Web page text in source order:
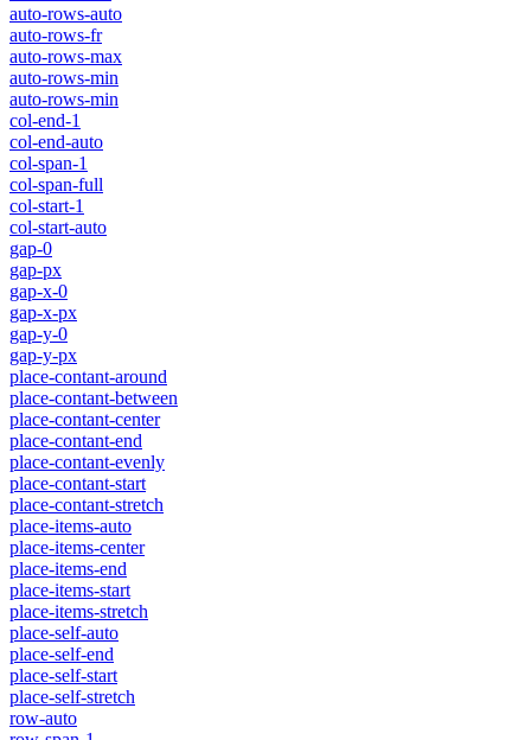
auto-rows-auto
auto-rows-fr
auto-rows-max
auto-rows-min
auto-rows-min
col-end-1
col-end-auto
col-span-1
col-span-full
col-start-1
col-start-auto
gap-0
gap-px
gap-x-0
gap-x-px
gap-y-0
gap-y-px
place-contant-around
place-contant-between
place-contant-center
place-contant-end
place-contant-evenly
place-contant-start
place-contant-stretch
place-items-auto
place-items-center
place-items-end
place-items-start
place-items-stretch
place-self-auto
place-self-end
place-self-start
place-self-stretch
row-auto